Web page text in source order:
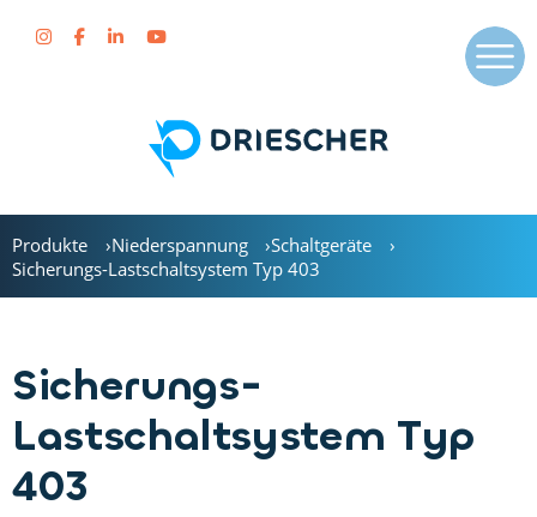
Produkte Niederspannung
Schaltgeräte
Sicherungs-Lastschaltsystem Typ 403
Sicherungs-
Lastschaltsystem Typ
403